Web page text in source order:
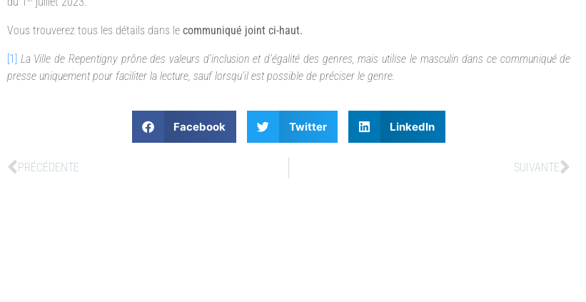
Vous trouverez tous les détails dans le communiqué joint ci-haut.
[1] La Ville de Repentigny prône des valeurs d’inclusion et d’égalité des genres, mais utilise le masculin dans ce communiqué de
presse uniquement pour faciliter la lecture, sauf lorsqu’il est possible de préciser le genre.
Facebook Twitter LinkedIn
PRÉCÉDENTE SUIVANTE